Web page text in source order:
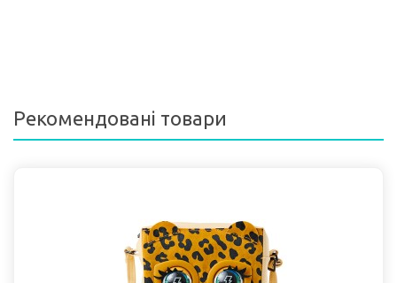
Рекомендовані товари